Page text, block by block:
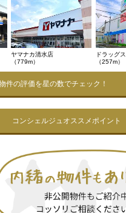
ヤマナカ清水店
（779m）
ドラッグ
（257m）
件の評価を星の数でチェック！
コンシェルジュオススメポイント